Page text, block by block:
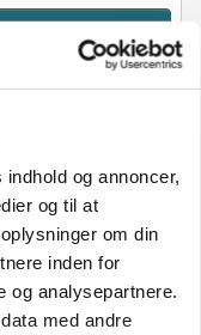
og annoncer,
og til at
om din
inden for
og analysepartnere.
med andre